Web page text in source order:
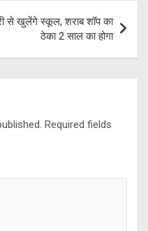
से खुलेंगे स्कूल, शराब शॉप का
ठेका 2 साल का होगा
Required fields